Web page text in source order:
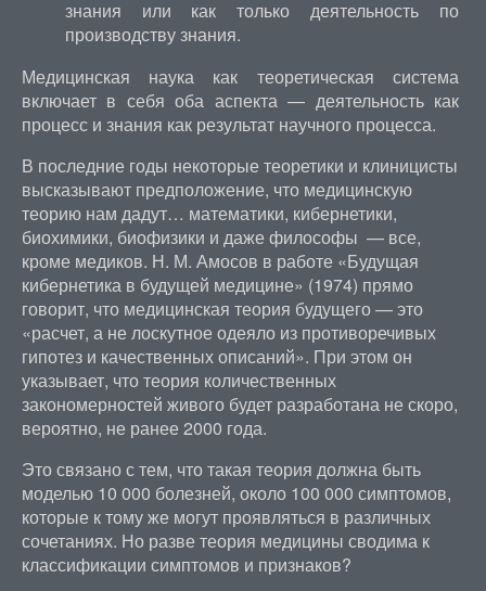
знания или как только деятельность по
производству знания.
Медицинская наука как теоретическая система
включает в себя оба аспекта — деятельность как
процесс и знания как результат научного процесса.
В последние годы некоторые теоретики и клиницисты
высказывают предположение, что медицинскую
теорию нам дадут… математики, кибернетики,
биохимики, биофизики и даже философы — все,
кроме медиков. Н. М. Амосов в работе «Будущая
кибернетика в будущей медицине» (1974) прямо
говорит, что медицинская теория будущего — это
«расчет, а не лоскутное одеяло из противоречивых
гипотез и качественных описаний». При этом он
указывает, что теория количественных
закономерностей живого будет разработана не скоро,
вероятно, не ранее 2000 года.
Это связано с тем, что такая теория должна быть
моделью 10 000 болезней, около 100 000 симптомов,
которые к тому же могут проявляться в различных
сочетаниях. Но разве теория медицины сводима к
классификации симптомов и признаков?